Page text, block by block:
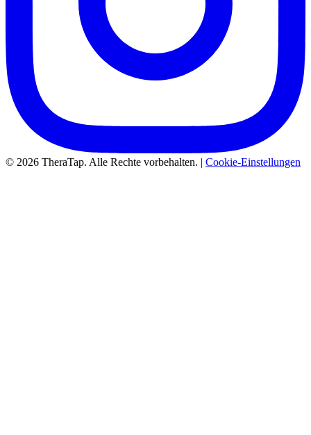
© 2026 TheraTap. Alle Rechte vorbehalten. | Cookie-Einstellungen